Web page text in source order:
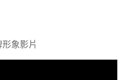
象影片